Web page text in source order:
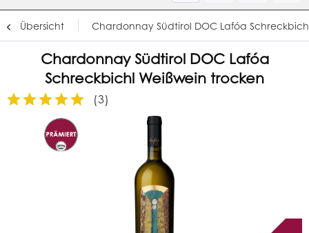
Übersicht Chardonnay Südtirol DOC Lafóa
Chardonnay Südtirol DOC Lafóa
Schreckbichl Weißwein trocken
(3)